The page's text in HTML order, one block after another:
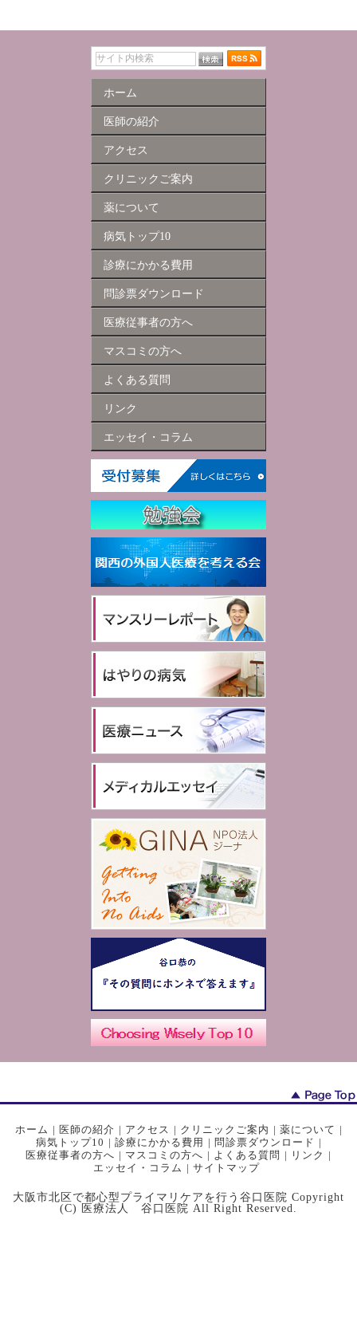
ホーム
医師の紹介
アクセス
クリニックご案内
薬について
病気トップ10
診療にかかる費用
問診票ダウンロード
医療従事者の方へ
マスコミの方へ
よくある質問
リンク
エッセイ・コラム
ホーム | 医師の紹介 | アクセス | クリニックご案内 | 薬について |
病気トップ10 | 診療にかかる費用 | 問診票ダウンロード |
医療従事者の方へ | マスコミの方へ | よくある質問 | リンク |
エッセイ・コラム | サイトマップ
大阪市北区で都心型プライマリケアを行う谷口医院 Copyright
(C) 医療法人 谷口医院 All Right Reserved.